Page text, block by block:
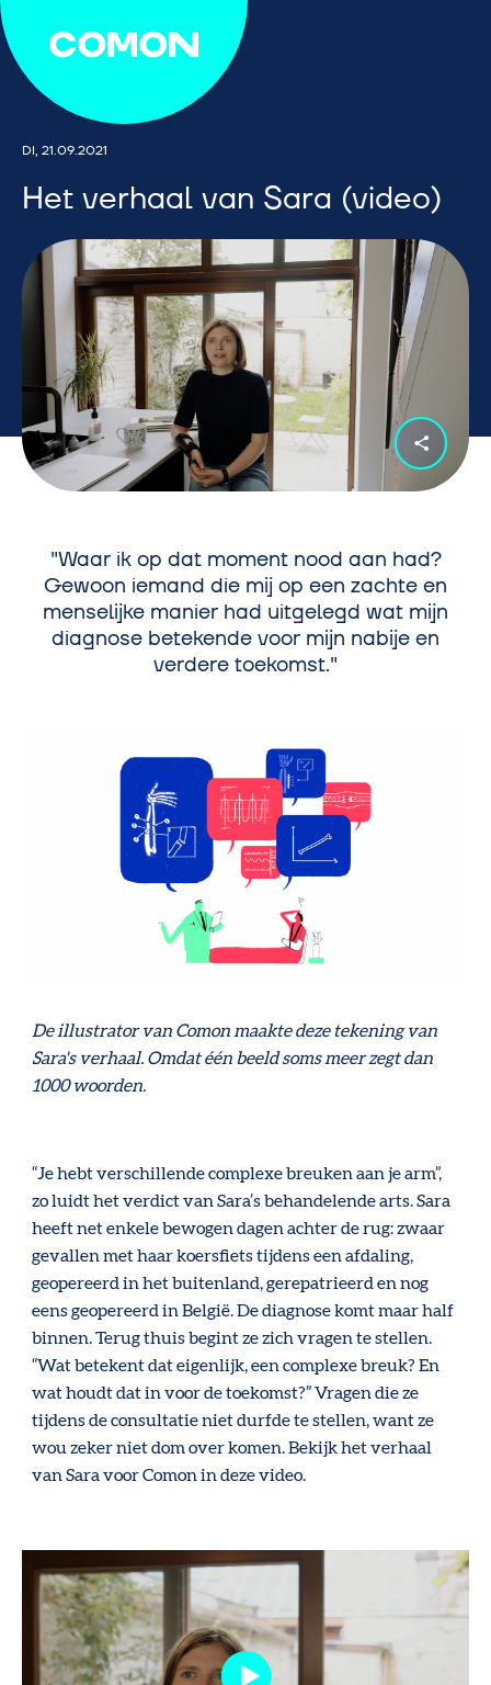
DI, 21.09.2021
Het verhaal van Sara (video)
Waar ik op dat moment nood aan had?
Gewoon iemand die mij op een zachte en
menselijke manier had uitgelegd wat mijn
diagnose betekende voor mijn nabije en
verdere toekomst.
De illustrator van Comon maakte deze tekening van
Sara's verhaal. Omdat één beeld soms meer zegt dan
1000 woorden.
“Je hebt verschillende complexe breuken aan je arm”,
zo luidt het verdict van Sara’s behandelende arts. Sara
heeft net enkele bewogen dagen achter de rug: zwaar
gevallen met haar koersfiets tijdens een afdaling,
geopereerd in het buitenland, gerepatrieerd en nog
eens geopereerd in België. De diagnose komt maar half
binnen. Terug thuis begint ze zich vragen te stellen.
“Wat betekent dat eigenlijk, een complexe breuk? En
wat houdt dat in voor de toekomst?” Vragen die ze
tijdens de consultatie niet durfde te stellen, want ze
wou zeker niet dom over komen.Bekijk het verhaal
van Sara voor Comon in deze video.